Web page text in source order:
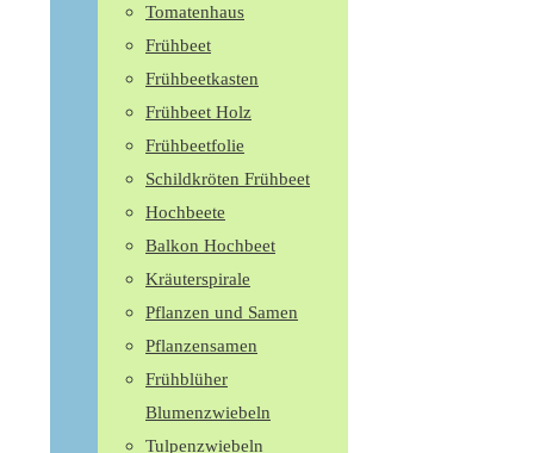
Tomatenhaus
Frühbeet
Frühbeetkasten
Frühbeet Holz
Frühbeetfolie
Schildkröten Frühbeet
Hochbeete
Balkon Hochbeet
Kräuterspirale
Pflanzen und Samen
Pflanzensamen
Frühblüher
Blumenzwiebeln
Tulpenzwiebeln